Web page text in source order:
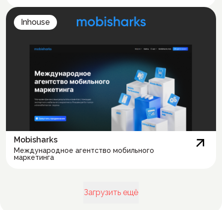
Inhouse
Mobisharks
Международное агентство мобильного
маркетинга
Загрузить ещё